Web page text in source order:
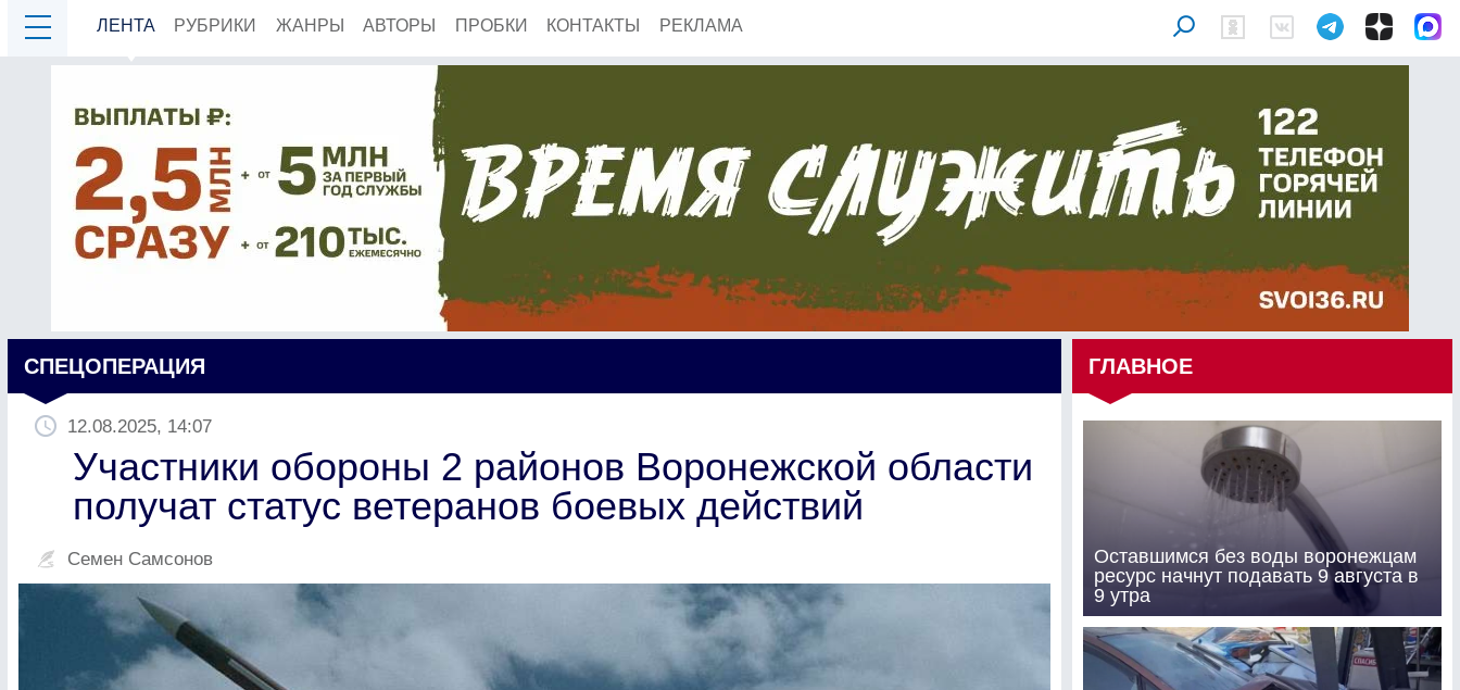
ЛЕНТА РУБРИКИ ЖАНРЫ АВТОРЫ ПРОБКИ КОНТАКТЫ РЕКЛАМА
СПЕЦОПЕРАЦИЯ
12.08.2025, 14:07
Участники обороны 2 районов Воронежской области
получат статус ветеранов боевых действий
Семен Самсонов
ГЛАВНОЕ
Оставшимся без воды воронежцам
ресурс начнут подавать 9 августа в
9 утра